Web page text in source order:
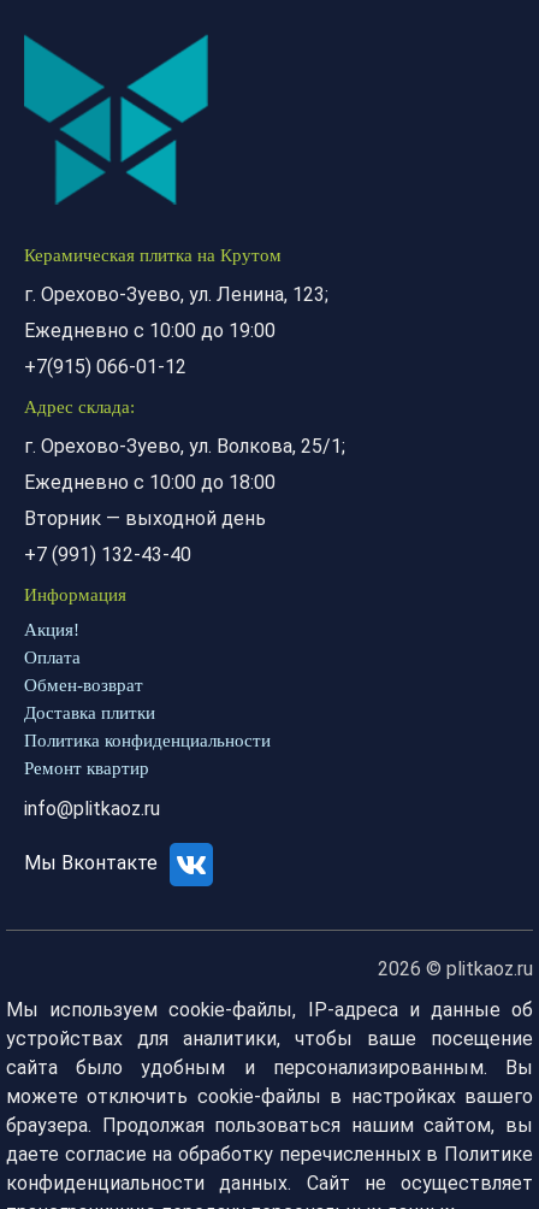
Керамическая плитка на Крутом
г. Орехово-Зуево, ул. Ленина, 123;
Ежедневно с 10:00 до 19:00
+7(915) 066-01-12
Адрес склада:
г. Орехово-Зуево, ул. Волкова, 25/1;
Ежедневно с 10:00 до 18:00
Вторник — выходной день
+7 (991) 132-43-40
Информация
Акция!
Оплата
Обмен-возврат
Доставка плитки
Политика конфиденциальности
Ремонт квартир
info@plitkaoz.ru
Мы Вконтакте
2026 © plitkaoz.ru
Мы используем cookie-файлы, IP-адреса и данные об
устройствах для аналитики, чтобы ваше посещение
сайта было удобным и персонализированным. Вы
можете отключить cookie-файлы в настройках вашего
браузера. Продолжая пользоваться нашим сайтом, вы
даете согласие на обработку перечисленных в Политике
конфиденциальности данных. Сайт не осуществляет